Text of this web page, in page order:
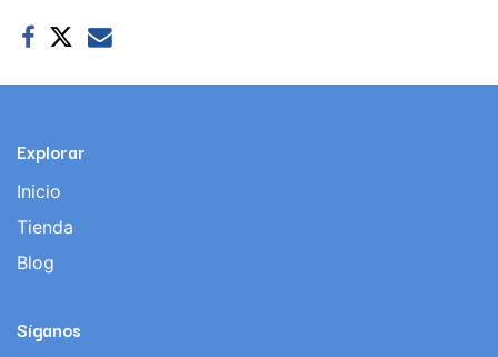
Explorar
Inicio
Tienda
Blog
Síganos